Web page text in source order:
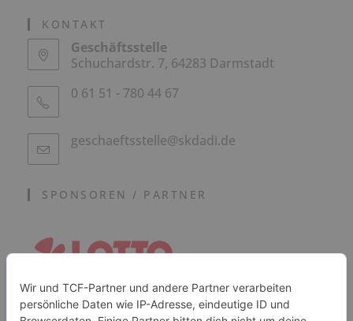
KONTAKT
Geschäftsstelle
Schuchardstr. 7, 64283 Darmstadt
0 61 51 - 780 44 67
geschaeftsstelle@skdadi.de
SPONSOREN / PARTNER